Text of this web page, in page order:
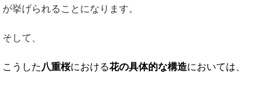
が挙げられることになります。
そして、
こうした 八重桜における花の具体的な構造においては、